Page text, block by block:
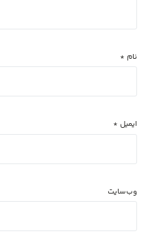
نام *
ایمیل *
وب‌سایت